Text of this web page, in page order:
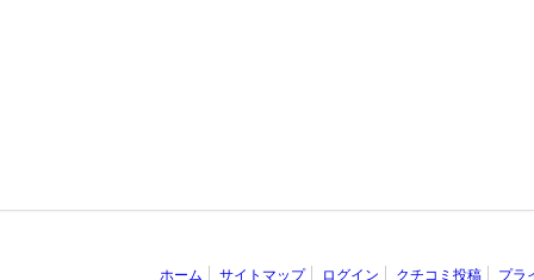
ホーム サイトマップ ログイン クチコミ投稿 プラ